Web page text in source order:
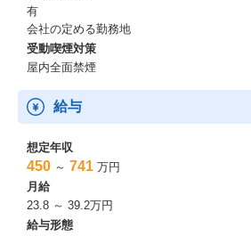
有
会社の定める勤務地
受動喫煙対策
屋内全面禁煙
給与
想定年収
450 ～ 741 万円
月給
23.8 ～ 39.2万円
給与形態